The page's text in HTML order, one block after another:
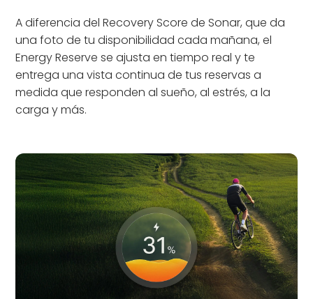
A diferencia del Recovery Score de Sonar, que da
una foto de tu disponibilidad cada mañana, el
Energy Reserve se ajusta en tiempo real y te
entrega una vista continua de tus reservas a
medida que responden al sueño, al estrés, a la
carga y más.